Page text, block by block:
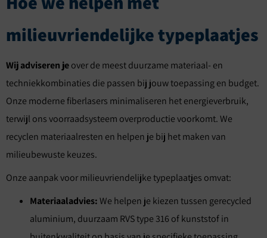
milieuvriendelijke typeplaatjes
Wij adviseren jeover de meest duurzame materiaal- en
techniekkombinaties die passen bij jouw toepassing en budget.
Onze moderne fiberlasers minimaliseren het energieverbruik,
terwijl ons voorraadsysteem overproductie voorkomt. We
recyclen materiaalresten en helpen je bij het maken van
milieubewuste keuzes.
Onze aanpak voor milieuvriendelijke typeplaatjes omvat:
Materiaaladvies:We helpen je kiezen tussen gerecycled
aluminium, duurzaam RVS type 316 of kunststof in